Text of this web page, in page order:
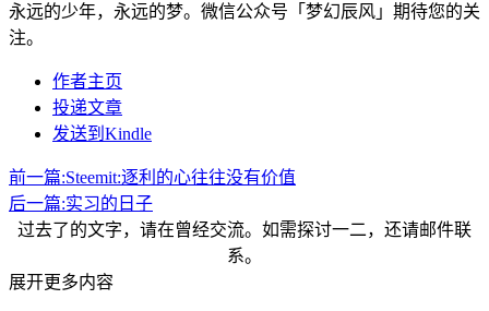
永远的少年，永远的梦。微信公众号「梦幻辰风」期待您的关
注。
作者主页
投递文章
发送到Kindle
前一篇:Steemit:逐利的心往往没有价值
后一篇:实习的日子
过去了的文字，请在曾经交流。如需探讨一二，还请邮件联
系。
展开更多内容